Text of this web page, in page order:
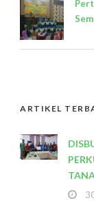
ARTIKEL